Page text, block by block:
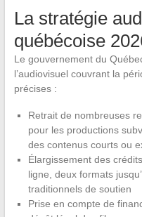
La stratégie
québécoise
Le gouvernement du
l’audiovisuel couvrant la
précises :
Retrait de nombreuses
pour les productions
des contenus courts ou
Élargissement des
ligne, deux formats
traditionnels de soutien
Prise en compte de